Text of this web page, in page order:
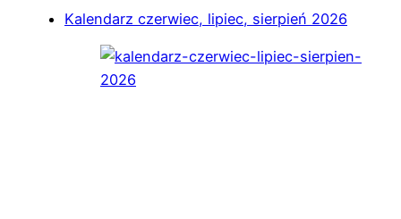
Kalendarz czerwiec, lipiec, sierpień 2026